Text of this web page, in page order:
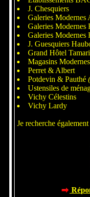
J. Chesquiers
Galeries Modernes
Galeries Modernes
Galeries Modernes
J. Guesquiers
Grand Hôtel
Magasins
Perret & Albert
Potdevin & Pauthé
Ustensiles de
Vichy Célestins
Vichy Lardy
Je recherche